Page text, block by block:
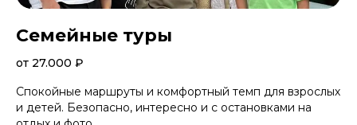
Семейные туры
от 27.000 ₽
Спокойные маршруты и комфортный темп для взрослых
и детей. Безопасно, интересно и с остановками на